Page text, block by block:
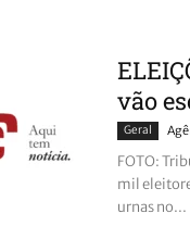
vão
Geral
FOTO:
mil
urnas no...